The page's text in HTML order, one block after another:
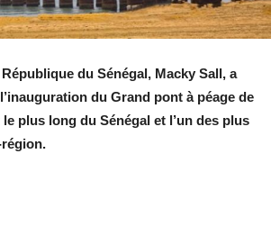
du Sénégal, Macky Sall, a
du Grand pont à péage de
plus long du Sénégal et l’un des plus